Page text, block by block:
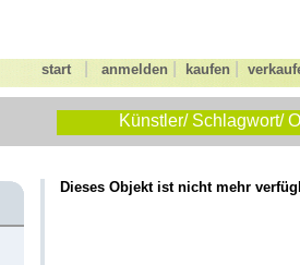
start anmelden kaufen
Künstler/ Schlagwort/
Dieses Objekt ist nicht mehr